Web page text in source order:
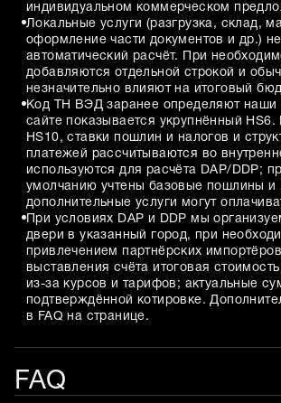
индивидуальном коммерческом
Локальные услуги (разгрузка, склад,
оформление части документов и др.)
автоматический расчёт. При
добавляются отдельной строкой и
незначительно влияют на итоговый
Код ТН ВЭД заранее определяют наши
сайте показывается укрупнённый
HS10, ставки пошлин и налогов и
платежей рассчитываются во
используются для расчёта DAP/DDP;
умолчанию учтены базовые пошлины
дополнительные услуги могут
При условиях DAP и DDP мы
двери в указанный город, при
привлечением партнёрских
выставления счёта итоговая
из-за курсов и тарифов; актуальные
подтверждённой котировке.
в FAQ на странице.
FAQ